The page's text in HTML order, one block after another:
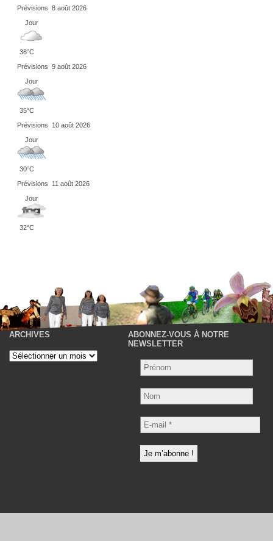
Prévisions 8 août 2026
Jour
38°C
Prévisions 9 août 2026
Jour
35°C
Prévisions
10 août 2026
Jour
30°C
Prévisions
11 août 2026
Jour
32°C
ARCHIVES
Archives
ABONNEZ-VOUS À NOTRE
NEWSLETTER
Nom
E-
mail
*